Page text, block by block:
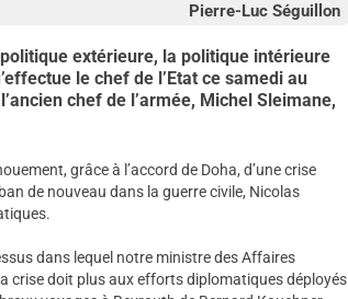
Pierre-Luc Séguillon
extérieure, la politique intérieure
le chef de l’Etat ce samedi au
chef de l’armée, Michel Sleimane,
grâce à l’accord de Doha, d’une crise
de nouveau dans la guerre civile, Nicolas
dans lequel notre ministre des Affaires
crise doit plus aux efforts diplomatiques déployés